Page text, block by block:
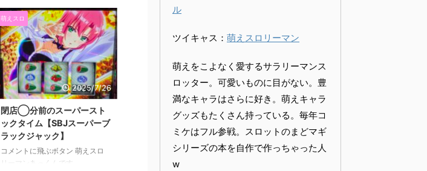
ラッシュ当選・・・というか違和
感気づけたら満足するので、そこ
から先を誰かにうってもらいたい
と切に思っている・・・なんて言
えないw いや本当、大量出玉の道
筋は知ってるけどそれができない
からどうしようもないんですよね
^^; やっぱり出玉って大事だなっ
て思ってしまう今日この頃。 上
手い人はしょっちゅう完走してる
からただただ羨ましいって思って
しまってます。 昔からまどマギ
界隈はなぜか異常なひきをお持ち
萌えスロ
2025/7/26
閉店◯分前のスーパースト
ックタイム【SBJスーパーブ
ラックジャック】
コメントに飛ぶボタン 萌えスロ
リーマンあっくんです
ル
ツイキャス： 萌えスロリーマン
萌えをこよなく愛するサラリーマンス
ロッター。可愛いものに目がない。豊
満なキャラはさらに好き。萌えキャラ
グッズもたくさん持っている。毎年コ
ミケはフル参戦。スロットのまどマギ
シリーズの本を自作で作っちゃった人
w